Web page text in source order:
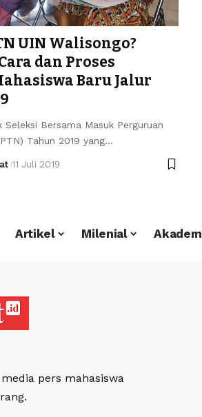
UIN Walisongo?
dan Proses
Baru Jalur
Bersama Masuk Perguruan
Tahun 2019 yang…
11 Juli 2019
Artikel Milenial
pers mahasiswa